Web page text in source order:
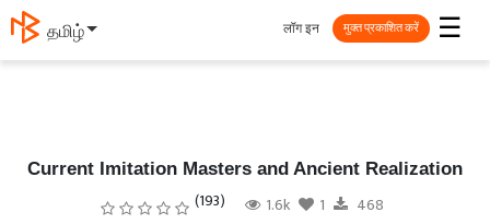
தமிழ் ☰
लॉग इन मुक्त प्रकाशित करें
Current Imitation Masters and Ancient Realization
(193) 1.6k 1 468